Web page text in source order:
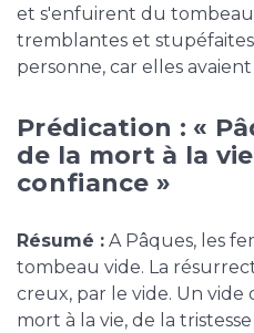
et s'enfuirent du
tremblantes et
personne, car elles
Prédication : «
de la mort à la
confiance »
Résumé : A Pâques, les
tombeau vide. La
creux, par le vide. Un vide
mort à la vie, de la